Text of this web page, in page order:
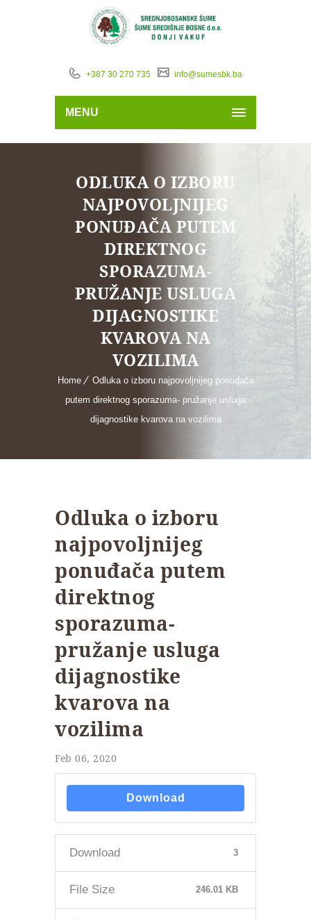
+387 30 270 735 info@sumesbk.ba
MENU
ODLUKA O IZBORU
NAJPOVOLJNIJEG
PONUĐAČA PUTEM
DIREKTNOG
SPORAZUMA-
PRUŽANJE USLUGA
DIJAGNOSTIKE
KVAROVA NA
VOZILIMA
Home
Odluka o izboru najpovoljnijeg ponuđača
putem direktnog sporazuma- pružanje usluga
dijagnostike kvarova na vozilima
Odluka o izboru
najpovoljnijeg
ponuđača putem
direktnog
sporazuma-
pružanje usluga
dijagnostike
kvarova na
vozilima
Feb 06, 2020
Download
Download 3
File Size 246.01 KB